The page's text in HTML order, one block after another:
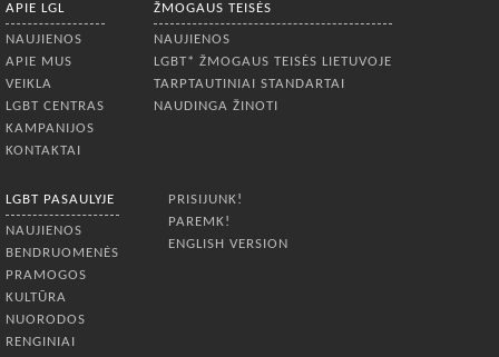
APIE LGL
NAUJIENOS
APIE MUS
VEIKLA
LGBT CENTRAS
KAMPANIJOS
KONTAKTAI
ŽMOGAUS TEISĖS
NAUJIENOS
LGBT* ŽMOGAUS TEISĖS LIETUVOJE
TARPTAUTINIAI STANDARTAI
NAUDINGA ŽINOTI
LGBT PASAULYJE
NAUJIENOS
BENDRUOMENĖS
PRAMOGOS
KULTŪRA
NUORODOS
RENGINIAI
PRISIJUNK!
PAREMK!
ENGLISH VERSION